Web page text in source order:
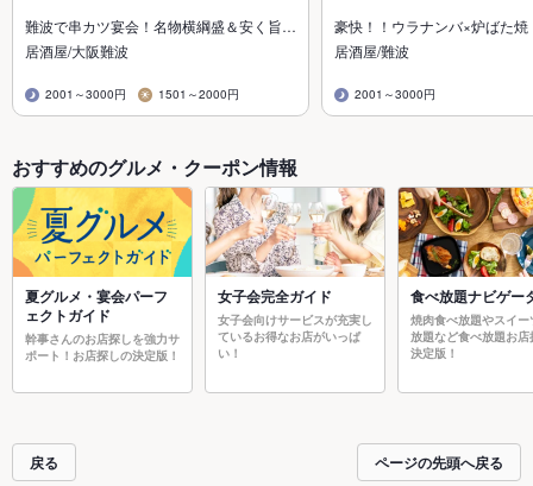
難波で串カツ宴会！名物横綱盛＆安く旨…
居酒屋/大阪難波
2001～3000円 1501～2000円
豪快！！ウラナンバ×炉ばた
居酒屋/難波
2001～3000円
おすすめのグルメ・クーポン情報
夏グルメ・宴会パーフ
ェクトガイド
幹事さんのお店探しを強力サ
ポート！お店探しの決定版！
女子会完全ガイド
女子会向けサービスが充実し
ているお得なお店がいっぱ
い！
食べ放題ナビゲー
焼肉食べ放題やスイー
放題など食べ放題お店
決定版！
戻る ページの先頭へ戻る